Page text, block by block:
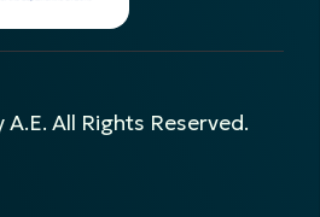
All Rights Reserved.